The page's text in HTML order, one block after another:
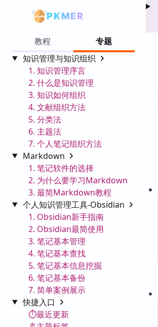
PKMER
教程
专题
知识管理与知识组织
1. 知识管理序言
2. 什么是知识管理
3. 知识如何组织
4. 文献组织方法
5. 分类法
6. 主题法
7. 个人笔记组织方法
Markdown
1. 笔记软件的选择
2. 为什么要学习Markdown
3. 最简Markdown教程
个人知识管理工具-Obsidian
1. Obsidian新手指南
2. Obsidian最简使用
3. 笔记基本管理
4. 笔记基本查找
5. 笔记基本信息挖掘
6. 笔记基本备份
7. 简单案例展示
快捷入口
⏱️最近更新